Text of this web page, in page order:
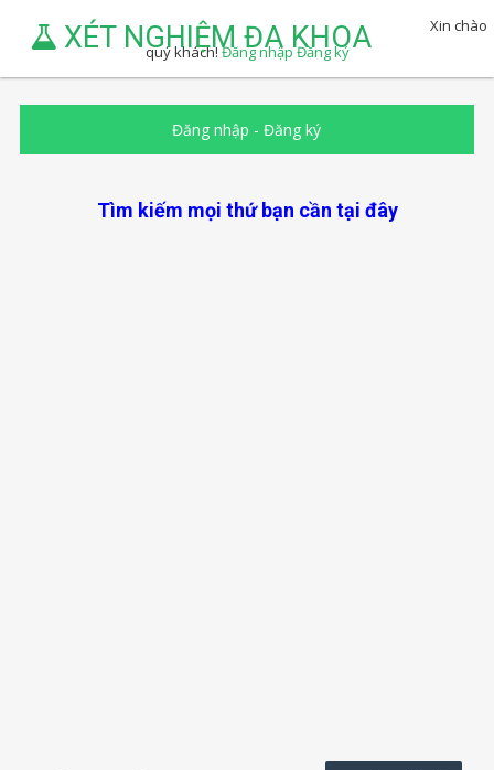
XÉT NGHIỆM ĐA KHOA
Xin chào
quý khách!Đăng nhậpĐăng ký
Đăng nhập -Đăng ký
Tìm kiếm mọi thứ bạn cần tại đây